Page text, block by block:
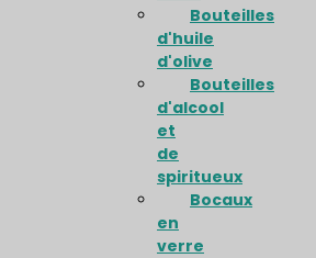
Bouteilles
d'huile
d'olive
Bouteilles
d'alcool
et
de
spiritueux
Bocaux
en
verre